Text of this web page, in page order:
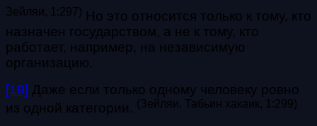
Зейляи, 1:297) Но это относится только к тому, кто
назначен государством, а не к тому, кто
работает, например, на независимую
организацию.
[19] Даже если только одному человеку ровно
из одной категории. (Зейляи. Табьин хакаик, 1:299)